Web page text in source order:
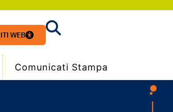
WEB
Comunicati Stampa